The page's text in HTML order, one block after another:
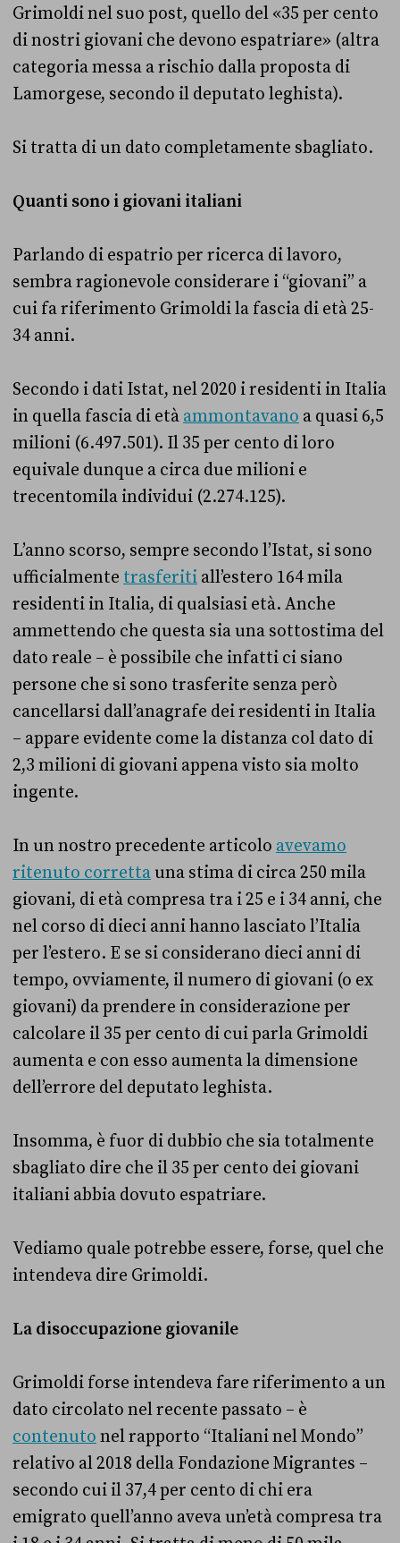
Grimoldi nel suo post, quello del «35 per cento
di nostri giovani che devono espatriare» (altra
categoria messa a rischio dalla proposta di
Lamorgese, secondo il deputato leghista).
Si tratta di un dato completamente sbagliato.
Quanti sono i giovani italiani
Parlando di espatrio per ricerca di lavoro,
sembra ragionevole considerare i “giovani” a
cui fa riferimento Grimoldi la fascia di età 25-
34 anni.
Secondo i dati Istat, nel 2020 i residenti in Italia
in quella fascia di età ammontavano a quasi 6,5
milioni (6.497.501). Il 35 per cento di loro
equivale dunque a circa due milioni e
trecentomila individui (2.274.125).
L’anno scorso, sempre secondo l’Istat, si sono
ufficialmente trasferiti all’estero 164 mila
residenti in Italia, di qualsiasi età. Anche
ammettendo che questa sia una sottostima del
dato reale – è possibile che infatti ci siano
persone che si sono trasferite senza però
cancellarsi dall’anagrafe dei residenti in Italia
– appare evidente come la distanza col dato di
2,3 milioni di giovani appena visto sia molto
ingente.
In un nostro precedente articolo avevamo
ritenuto correttauna stima di circa 250 mila
giovani, di età compresa tra i 25 e i 34 anni, che
nel corso di dieci anni hanno lasciato l’Italia
per l’estero. E se si considerano dieci anni di
tempo, ovviamente, il numero di giovani (o ex
giovani) da prendere in considerazione per
calcolare il 35 per cento di cui parla Grimoldi
aumenta e con esso aumenta la dimensione
dell’errore del deputato leghista.
Insomma, è fuor di dubbio che sia totalmente
sbagliato dire che il 35 per cento dei giovani
italiani abbia dovuto espatriare.
Vediamo quale potrebbe essere, forse, quel che
intendeva dire Grimoldi.
La disoccupazione giovanile
Grimoldi forse intendeva fare riferimento a un
dato circolato nel recente passato – è
contenuto nel rapporto “Italiani nel Mondo”
relativo al 2018 della Fondazione Migrantes –
secondo cui il 37,4 per cento di chi era
emigrato quell’anno aveva un’età compresa tra